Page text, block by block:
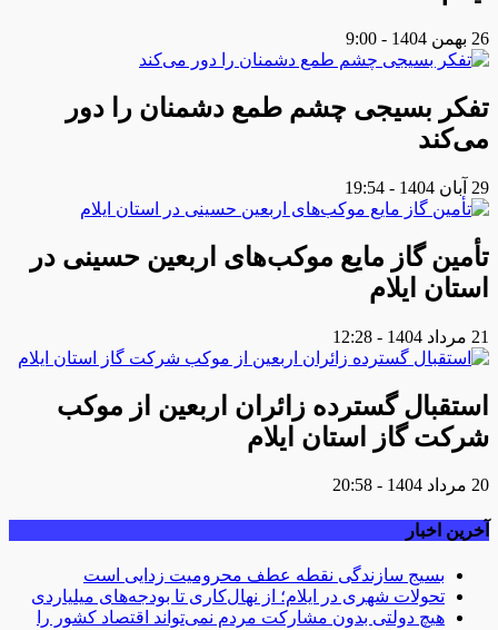
26 بهمن 1404 - 9:00
تفکر بسیجی چشم طمع دشمنان را دور
می‌کند
29 آبان 1404 - 19:54
تأمین گاز مایع موکب‌هاى اربعین حسینى در
استان ایلام
21 مرداد 1404 - 12:28
استقبال گسترده زائران اربعین از موکب
شرکت گاز استان ایلام
20 مرداد 1404 - 20:58
آخرین اخبار
بسیج سازندگی نقطه عطف محرومیت زدایی است
تحولات شهری در ایلام؛ از نهال‌کاری تا بودجه‌های میلیاردی
هیچ دولتی بدون مشارکت مردم نمی‌تواند اقتصاد کشور را